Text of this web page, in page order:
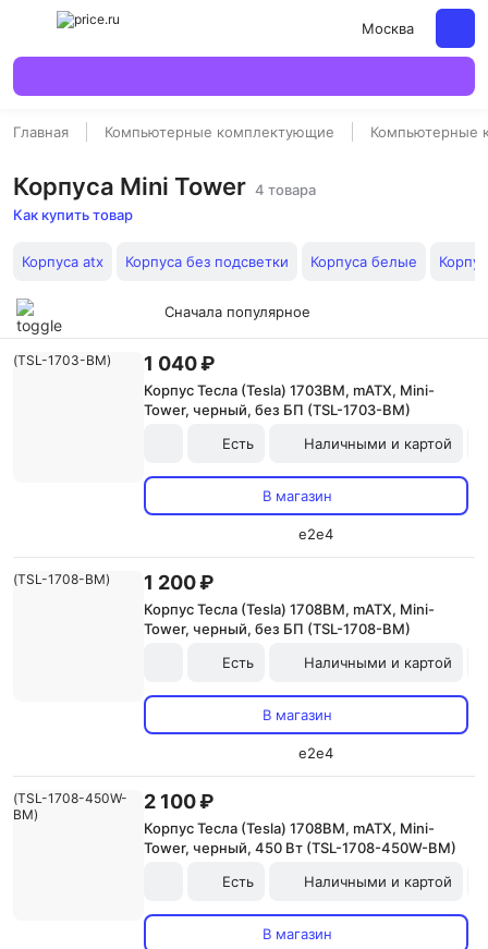
Москва
Главная Компьютерные комплектующие Компьютерные
Корпуса Mini Tower 4 товара
Как купить товар
Корпуса atx Корпуса без подсветки Корпуса белые
Сначала популярное
1 040 ₽
Корпус Тесла (Tesla) 1703BM, mATX, Mini-
Tower, черный, без БП (TSL-1703-BM)
Есть
Наличными и картой
В магазин
e2e4
1 200 ₽
Корпус Тесла (Tesla) 1708BM, mATX, Mini-
Tower, черный, без БП (TSL-1708-BM)
Есть
Наличными и картой
В магазин
e2e4
2 100 ₽
Корпус Тесла (Tesla) 1708BM, mATX, Mini-
Tower, черный, 450 Вт (TSL-1708-450W-BM)
Есть
Наличными и картой
В магазин